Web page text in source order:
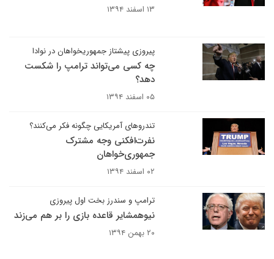
۱۳ اسفند ۱۳۹۴
پیروزی پیشتاز جمهوریخواهان در نوادا
چه کسی می‌تواند ترامپ را شکست
دهد؟
۰۵ اسفند ۱۳۹۴
تندروهای آمریکایی چگونه فکر می‌کنند؟
نفرت‌افکنی وجه مشترک
جمهوری‌خواهان
۰۲ اسفند ۱۳۹۴
ترامپ و سندرز بخت اول پیروزی
نیوهمشایر قاعده بازی را بر هم می‌زند
۲۰ بهمن ۱۳۹۴